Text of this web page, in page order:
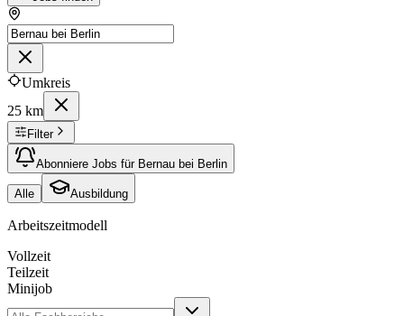
Umkreis
25 km
Filter
Abonniere Jobs für Bernau bei Berlin
Alle Ausbildung
Arbeitszeitmodell
Vollzeit
Teilzeit
Minijob